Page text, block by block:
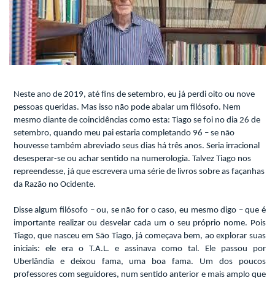
Neste ano de 2019, até fins de setembro, eu já perdi oito ou nove
pessoas queridas. Mas isso não pode abalar um filósofo. Nem
mesmo diante de coincidências como esta: Tiago se foi no dia 26 de
setembro, quando meu pai estaria completando 96 – se não
houvesse também abreviado seus dias há três anos. Seria irracional
desesperar-se ou achar sentido na numerologia. Talvez Tiago nos
repreendesse, já que escrevera uma série de livros sobre as façanhas
da Razão no Ocidente.
Disse algum filósofo – ou, se não for o caso, eu mesmo digo – que é
importante realizar ou desvelar cada um o seu próprio nome. Pois
Tiago, que nasceu em São Tiago, já começava bem, ao explorar suas
iniciais: ele era o T.A.L. e assinava como tal. Ele passou por
Uberlândia e deixou fama, uma boa fama. Um dos poucos
professores com seguidores, num sentido anterior e mais amplo que